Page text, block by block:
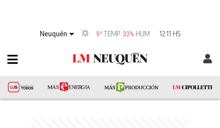
Neuquén 9° TEMP 33% HUM 12:11 HS